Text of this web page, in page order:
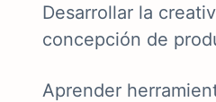
Desarrollar la
concepción de
Aprender